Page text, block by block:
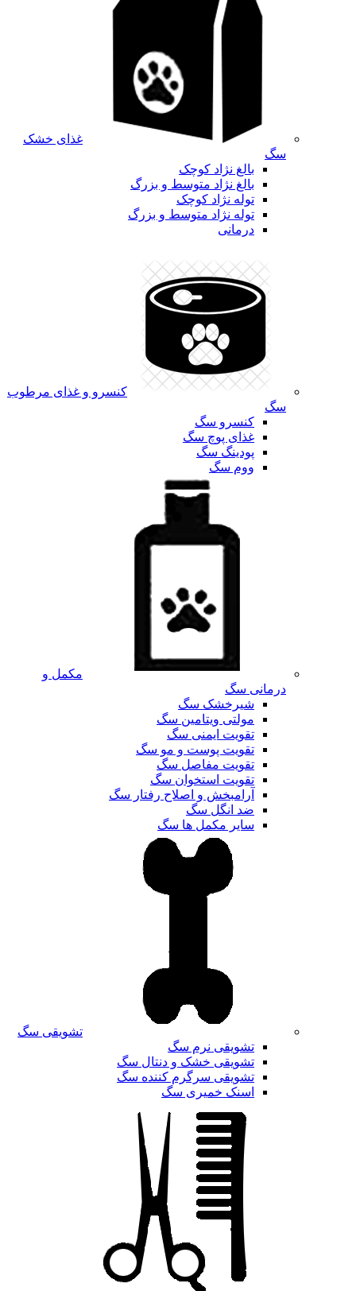
غذای خشک
سگ
بالغ نژاد کوچک
بالغ نژاد متوسط و بزرگ
توله نژاد کوچک
توله نژاد متوسط و بزرگ
درمانی
کنسرو و غذای مرطوب
سگ
کنسرو سگ
غذای پوچ سگ
پودینگ سگ
ووم سگ
مکمل و
درمانی سگ
شیرخشک سگ
مولتی ویتامین سگ
تقویت ایمنی سگ
تقویت پوست و مو سگ
تقویت مفاصل سگ
تقویت استخوان سگ
آرامبخش و اصلاح رفتار سگ
ضد انگل سگ
سایر مکمل ها سگ
تشویقی سگ
تشویقی نرم سگ
تشویقی خشک و دنتال سگ
تشویقی سرگرم کننده سگ
اسنک خمیری سگ